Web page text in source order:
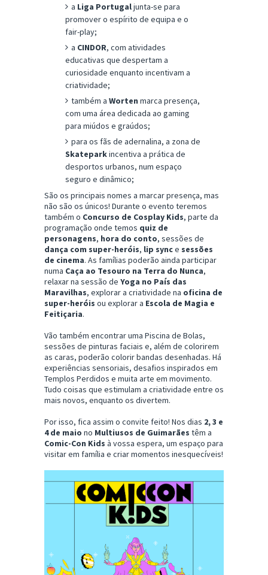
a Liga Portugaljunta-se para
promover o espírito de equipa e o
fair-play;
a CINDOR, com atividades
educativas que despertam a
curiosidade enquanto incentivam a
criatividade;
também a Worten marca presença,
com uma área dedicada ao gaming
para miúdos e graúdos;
para os fãs de adernalina, a zona de
Skateparkincentiva a prática de
desportos urbanos, num espaço
seguro e dinâmico;
São os principais nomes a marcar presença, mas
não são os únicos! Durante o evento teremos
também o Concurso de Cosplay Kids, parte da
programação onde temos quiz de
personagens, hora do conto, sessões de
dança com super-heróis, lip synce sessões
de cinema. As famílias poderão ainda participar
numa Caça ao Tesouro na Terra do Nunca,
relaxar na sessão de Yoga no País das
Maravilhas, explorar a criatividade na oficina de
super-heróis ou explorar a Escola de Magia e
Feitiçaria.
Vão também encontrar uma Piscina de Bolas,
sessões de pinturas faciais e, além de colorirem
as caras, poderão colorir bandas desenhadas. Há
experiências sensoriais, desafios inspirados em
Templos Perdidos e muita arte em movimento.
Tudo coisas que estimulam a criatividade entre os
mais novos, enquanto os divertem.
Por isso, fica assim o convite feito! Nos dias 2, 3 e
4 de maio no Multiusos de Guimarães têm a
Comic-Con Kids à vossa espera, um espaço para
visitar em família e criar momentos inesquecíveis!